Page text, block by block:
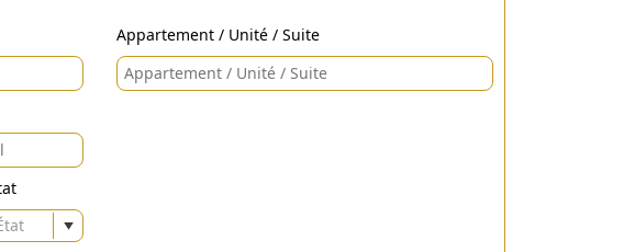
Appartement / Unité / Suite